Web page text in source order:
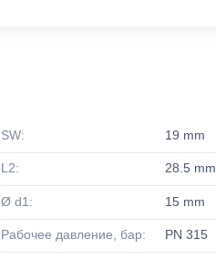
SW: 19 mm
L2: 28.5 mm
Ø d1: 15 mm
Рабочее давление, бар: PN 315